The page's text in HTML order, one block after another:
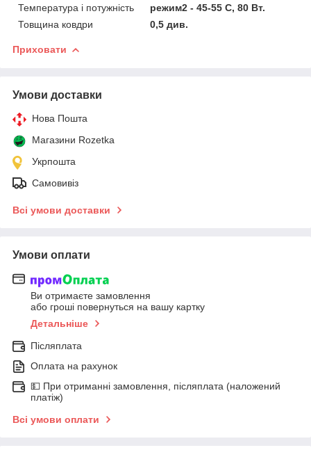
Температура і потужність
режим2 - 45-55 С, 80 Вт.
Товщина ковдри
0,5 див.
Приховати
Умови доставки
Нова Пошта
Магазини Rozetka
Укрпошта
Самовивіз
Всі умови доставки
Умови оплати
Ви отримаєте замовлення
або гроші повернуться на вашу картку
Детальніше
Післяплата
Оплата на рахунок
💵 При отриманні замовлення, післяплата (наложений
платіж)
Всі умови оплати